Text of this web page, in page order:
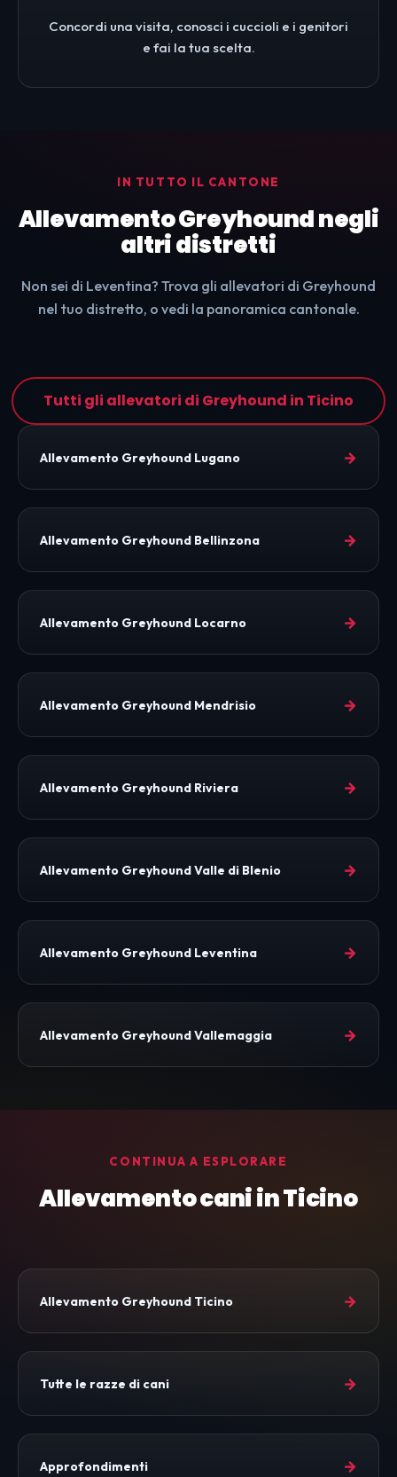
Concordi una visita, conosci i cuccioli e i genitori
e fai la tua scelta.
IN TUTTO IL CANTONE
Allevamento Greyhound negli
altri distretti
Non sei di Leventina? Trova gli allevatori di Greyhound
nel tuo distretto, o vedi la panoramica cantonale.
Tutti gli allevatori di Greyhound in Ticino
Allevamento Greyhound Lugano →
Allevamento Greyhound Bellinzona →
Allevamento Greyhound Locarno →
Allevamento Greyhound Mendrisio →
Allevamento Greyhound Riviera →
Allevamento Greyhound Valle di Blenio →
Allevamento Greyhound Leventina →
Allevamento Greyhound Vallemaggia →
CONTINUA A ESPLORARE
Allevamento cani in Ticino
Allevamento Greyhound Ticino →
Tutte le razze di cani →
Approfondimenti →